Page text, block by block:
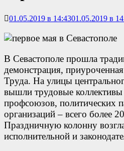
01.05.2019 в 14:4301.05.2019 в
В Севастополе прошла
демонстрация,
Труда. На улицы
вышли трудовые
профсоюзов, политических
организаций – всего более
Праздничную колонну
исполнительной и